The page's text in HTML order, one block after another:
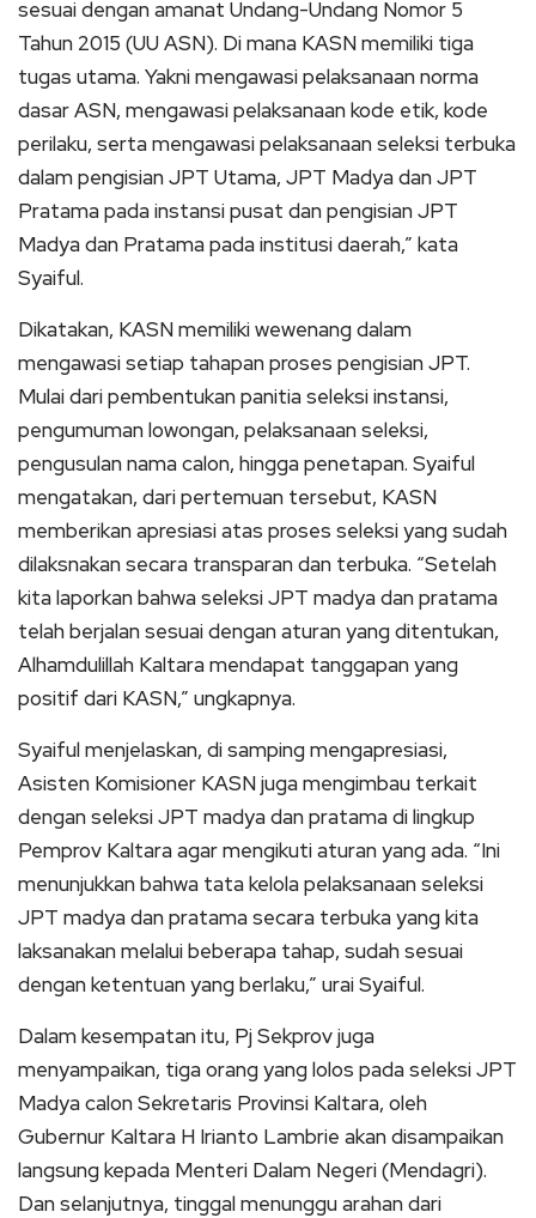
sesuai dengan amanat Undang-Undang Nomor 5
Tahun 2015 (UU ASN). Di mana KASN memiliki tiga
tugas utama. Yakni mengawasi pelaksanaan norma
dasar ASN, mengawasi pelaksanaan kode etik, kode
perilaku, serta mengawasi pelaksanaan seleksi terbuka
dalam pengisian JPT Utama, JPT Madya dan JPT
Pratama pada instansi pusat dan pengisian JPT
Madya dan Pratama pada institusi daerah,” kata
Syaiful.
Dikatakan, KASN memiliki wewenang dalam
mengawasi setiap tahapan proses pengisian JPT.
Mulai dari pembentukan panitia seleksi instansi,
pengumuman lowongan, pelaksanaan seleksi,
pengusulan nama calon, hingga penetapan. Syaiful
mengatakan, dari pertemuan tersebut, KASN
memberikan apresiasi atas proses seleksi yang sudah
dilaksnakan secara transparan dan terbuka. “Setelah
kita laporkan bahwa seleksi JPT madya dan pratama
telah berjalan sesuai dengan aturan yang ditentukan,
Alhamdulillah Kaltara mendapat tanggapan yang
positif dari KASN,” ungkapnya.
Syaiful menjelaskan, di samping mengapresiasi,
Asisten Komisioner KASN juga mengimbau terkait
dengan seleksi JPT madya dan pratama di lingkup
Pemprov Kaltara agar mengikuti aturan yang ada. “Ini
menunjukkan bahwa tata kelola pelaksanaan seleksi
JPT madya dan pratama secara terbuka yang kita
laksanakan melalui beberapa tahap, sudah sesuai
dengan ketentuan yang berlaku,” urai Syaiful.
Dalam kesempatan itu, Pj Sekprov juga
menyampaikan, tiga orang yang lolos pada seleksi JPT
Madya calon Sekretaris Provinsi Kaltara, oleh
Gubernur Kaltara H Irianto Lambrie akan disampaikan
langsung kepada Menteri Dalam Negeri (Mendagri).
Dan selanjutnya, tinggal menunggu arahan dari